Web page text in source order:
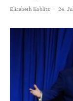
Elisabeth Koblitz · 24.